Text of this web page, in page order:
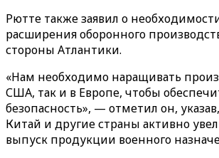
Рютте также заявил о
расширения оборонного
стороны Атлантики.
«Нам необходимо наращивать
США, так и в Европе, чтобы
безопасность», — отметил он,
Китай и другие страны активно
выпуск продукции военного